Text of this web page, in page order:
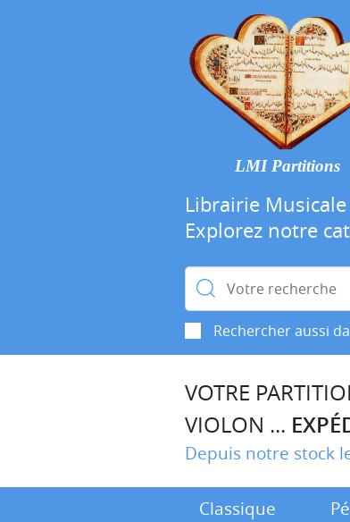
LMI Partitions
Librairie
Explorez notre
Rechercher :
Rechercher aussi
VOTRE
VIOLON ...
Depuis notre stock
Classique